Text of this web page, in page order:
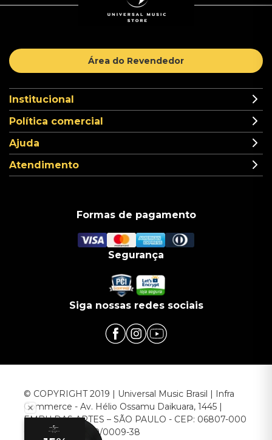
Área do Revendedor
Institucional
Política comercial
Ajuda
Atendimento
Formas de pagamento
Segurança
Siga nossas redes sociais
© COPYRIGHT 2019 | Universal Music Brasil | Infra
Commerce - Av. Hélio Ossamu Daikuara, 1445 |
EMBU DAS ARTES – SÃO PAULO - CEP: 06807-000
CNPJ: 00.952.789/0009-38